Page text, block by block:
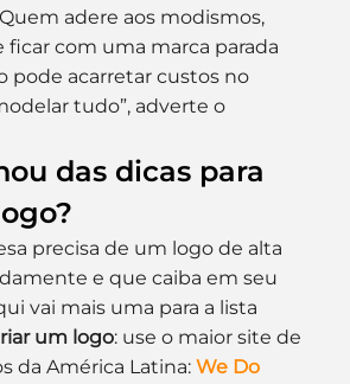
adere aos modismos,
ficar com uma marca parada
pode acarretar custos no
tudo”, adverte o
das dicas para
precisa de um logo de alta
e que caiba em seu
vai mais uma para a lista
um logo: use o maior site de
da América Latina: We Do